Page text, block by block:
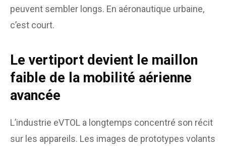
peuvent sembler longs. En aéronautique urbaine,
c’est court.
Le vertiport devient le maillon
faible de la mobilité aérienne
avancée
L’industrie eVTOL a longtemps concentré son récit
sur les appareils. Les images de prototypes volants